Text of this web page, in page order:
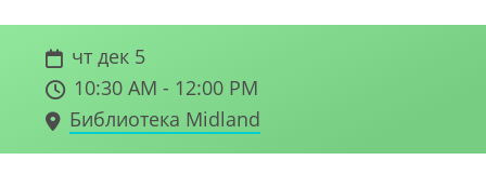
чт дек 5
10:30 AM - 12:00 PM
Библиотека Midland